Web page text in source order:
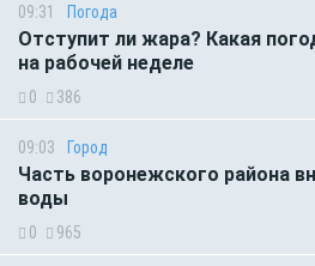
09:31 Погода
Отступит ли жара? Какая
на рабочей неделе
0 386
09:03 Город
Часть воронежского района
воды
0 965